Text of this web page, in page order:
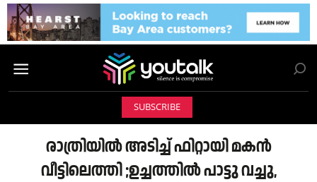
SUBSCRIBE
രാത്രിയിൽ അടിച്ച് ഫിറ്റായി മകൻ
വീട്ടിലെത്തി ;ഉച്ചത്തിൽ പാട്ടു വച്ചു,